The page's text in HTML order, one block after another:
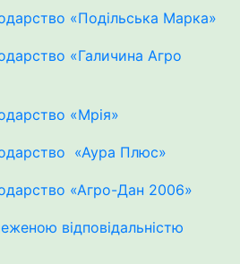
«Подільська Марка»
«Галичина Агро
«Мрія»
«Аура Плюс»
«Агро-Дан 2006»
відповідальністю